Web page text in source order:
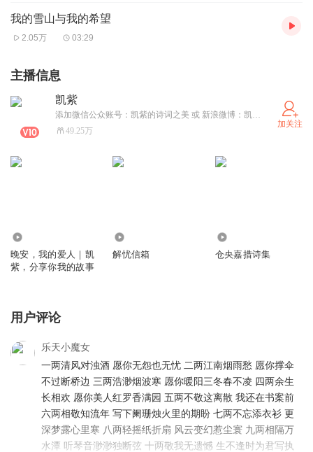
我的雪山与我的希望
2.05万 03:29
主播信息
凯紫
添加微信公众账号：凯紫的诗词之美 或 新浪微博：凯紫，分享你我的故事。
49.25万
加关注
晚安，我的爱人｜凯
紫，分享你我的故事
解忧信箱 仓央嘉措诗集
用户评论
乐天小魔女
一两清风对浊酒 愿你无怨也无忧 二两江南烟雨愁 愿你撑伞
不过断桥边 三两浩渺烟波寒 愿你暖阳三冬春不凌 四两余生
长相欢 愿你美人红罗香满园 五两不敬这离散 我还在书案前
六两相敬知流年 写下阑珊烛火里的期盼 七两不忘添衣衫 更
深梦露心里寒 八两轻摇纸折扇 风云变幻惹尘寰 九两相隔万
水潭 听琴音渺渺独断弦 十两敬我无遗憾 生不逢时为君写执